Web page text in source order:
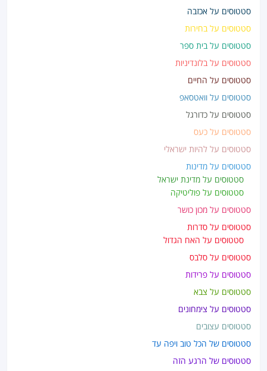
סטטוסים על אכזבה
סטטוסים על בחירות
סטטוסים על בית ספר
סטטוסים על בלונדיניות
סטטוסים על החיים
סטטוסים על וואטסאפ
סטטוסים על כדורגל
סטטוסים על כעס
סטטוסים על להיות ישראלי
סטטוסים על מדינות
סטטוסים על מדינת ישראל
סטטוסים על פוליטיקה
סטטוסים על מכון כושר
סטטוסים על סדרות
סטטוסים על האח הגדול
סטטוסים על סלבס
סטטוסים על פרידות
סטטוסים על צבא
סטטוסים על צימחונים
סטטוסים עצובים
סטטוסים של הכל טוב ויפה עד
סטטוסים של הרגע הזה